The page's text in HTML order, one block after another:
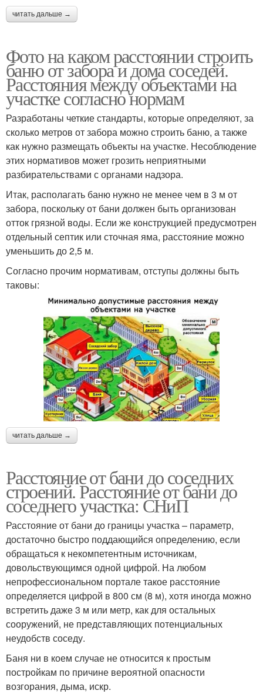
читать дальше →
Фото на каком расстоянии строить
баню от забора и дома соседей.
Расстояния между объектами на
участке согласно нормам
Разработаны четкие стандарты, которые определяют, за
сколько метров от забора можно строить баню, а также
как нужно размещать объекты на участке. Несоблюдение
этих нормативов может грозить неприятными
разбирательствами с органами надзора.
Итак, располагать баню нужно не менее чем в 3 м от
забора, поскольку от бани должен быть организован
отток грязной воды. Если же конструкцией предусмотрен
отдельный септик или сточная яма, расстояние можно
уменьшить до 2,5 м.
Согласно прочим нормативам, отступы должны быть
таковы:
читать дальше →
Расстояние от бани до соседних
строений. Расстояние от бани до
соседнего участка: СНиП
Расстояние от бани до границы участка – параметр,
достаточно быстро поддающийся определению, если
обращаться к некомпетентным источникам,
довольствующимся одной цифрой. На любом
непрофессиональном портале такое расстояние
определяется цифрой в 800 см (8 м), хотя иногда можно
встретить даже 3 м или метр, как для остальных
сооружений, не представляющих потенциальных
неудобств соседу.
Баня ни в коем случае не относится к простым
постройкам по причине вероятной опасности
возгорания, дыма, искр.